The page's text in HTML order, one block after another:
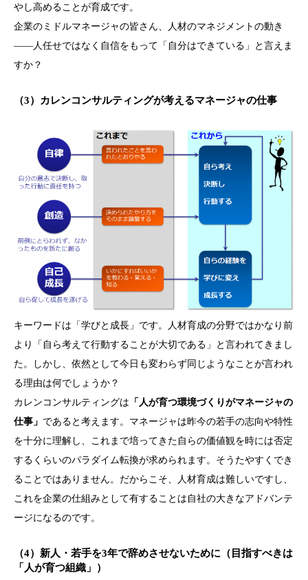
やし高めることが育成です。
企業のミドルマネージャの皆さん、人材のマネジメントの動き
――人任せではなく自信をもって「自分はできている」と言えま
すか？
（3）カレンコンサルティングが考えるマネージャの仕事
キーワードは「学びと成長」です。人材育成の分野ではかなり前
より「自ら考えて行動することが大切である」と言われてきまし
た。しかし、依然として今日も変わらず同じようなことが言われ
る理由は何でしょうか？
カレンコンサルティングは 「人が育つ環境づくりがマネージャの
仕事」 であると考えます。マネージャは昨今の若手の志向や特性
を十分に理解し、これまで培ってきた自らの価値観を時には否定
するくらいのパラダイム転換が求められます。そうたやすくでき
ることではありません。だからこそ、人材育成は難しいですし、
これを企業の仕組みとして有することは自社の大きなアドバンテ
ージになるのです。
（4）新人・若手を3年で辞めさせないために（目指すべきは
「人が育つ組織」）